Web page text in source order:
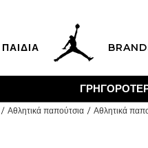
ΠΑΙΔΙΑ
CLICK & COLLECT
Αθλητικά παπούτσια Αθλητικά